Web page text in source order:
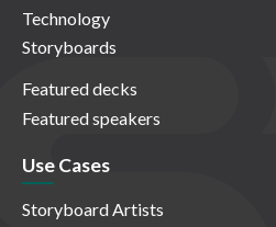
Technology
Storyboards
Featured decks
Featured speakers
Use Cases
Storyboard Artists